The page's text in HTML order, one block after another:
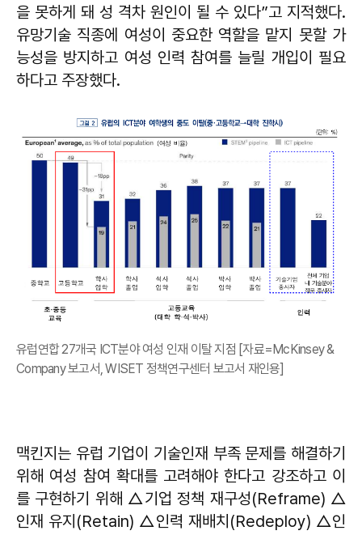
을 못하게 돼 성 격차 원인이 될 수 있다”고 지적했다.
유망기술 직종에 여성이 중요한 역할을 맡지 못할 가
능성을 방지하고 여성 인력 참여를 늘릴 개입이 필요
하다고 주장했다.
유럽연합 27개국 ICT분야 여성 인재 이탈 지점 [자료=McKinsey &
Company 보고서, WISET 정책연구센터 보고서 재인용]
맥킨지는 유럽 기업이 기술인재 부족 문제를 해결하기
위해 여성 참여 확대를 고려해야 한다고 강조하고 이
를 구현하기 위해 △기업 정책 재구성(Reframe) △
인재 유지(Retain) △인력 재배치(Redeploy) △인